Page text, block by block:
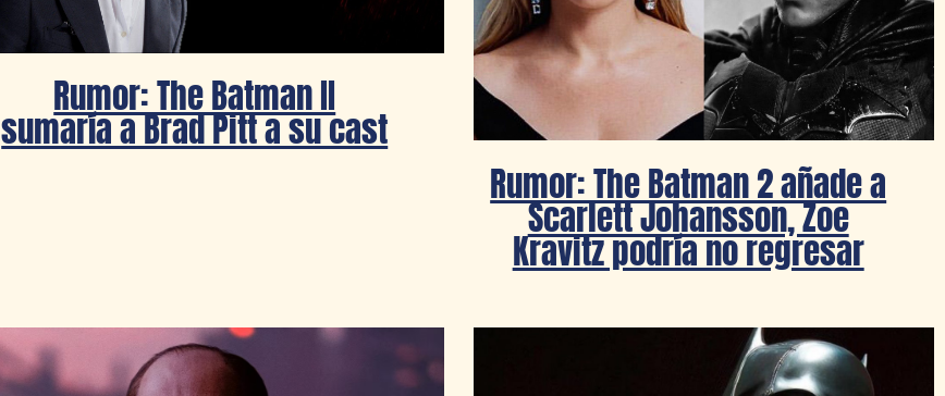
Rumor: The Batman II
sumaría a Brad Pitt a su cast
Rumor: The Batman 2 añade a
Scarlett Johansson, Zoe
Kravitz podría no regresar